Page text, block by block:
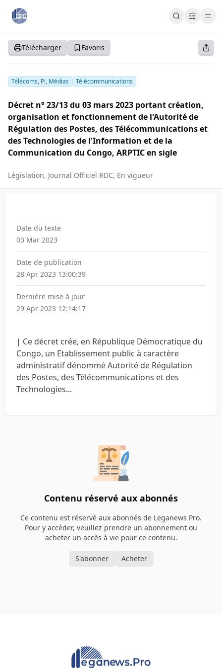
Cart Cart
Accueil
S'abonner
S'inscrire
Se connecter
Télécharger Favoris
Télécoms, Pi, Médias Télécommunications
Décret n° 23/13 du 03 mars 2023 portant création,
organisation et fonctionnement de l'Autorité de
Régulation des Postes, des Télécommunications et
des Technologies de l'Information et de la
Communication du Congo, ARPTIC en sigle
Législation, Journal Officiel RDC, En vigueur
Date du texte
03 Mar 2023
Date de publication
28 Apr 2023 13:00:39
Dernière mise à jour
29 Apr 2023 12:14:17
| Ce décret crée, en République Démocratique du
Congo, un Etablissement public à caractère
administratif dénommé Autorité de Régulation
des Postes, des Télécommunications et des
Technologies...
Contenu réservé aux abonnés
Ce contenu est réservé aux abonnés de Leganews Pro.
Pour y accéder, veuillez prendre un abonnement ou
acheter un accès à vie pour ce contenu.
S'abonner Acheter